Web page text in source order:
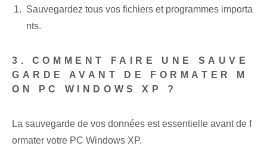
Sauvegardez tous vos fichiers et programmes importa
nts.
3. COMMENT FAIRE UNE SAUVE
GARDE AVANT DE FORMATER M
ON PC WINDOWS XP ?
La sauvegarde de vos données est essentielle avant de f
ormater votre PC Windows XP.